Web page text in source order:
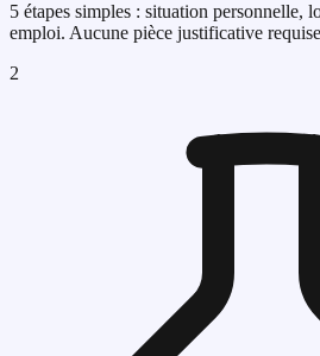
5 étapes simples : situation personnelle,
emploi. Aucune pièce justificative
2